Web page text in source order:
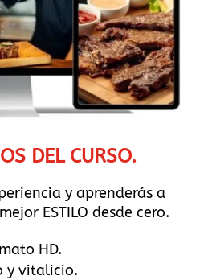
DEL CURSO.
y aprenderás a
ESTILO desde cero.
HD.
y vitalicio.